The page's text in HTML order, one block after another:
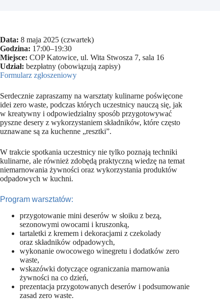
Data: 8 maja 2025 (czwartek)
Godzina: 17:00–19:30
Miejsce: COP Katowice, ul. Wita Stwosza 7, sala 16
Udział: bezpłatny (obowiązują zapisy)
Formularz zgłoszeniowy
Serdecznie zapraszamy na warsztaty kulinarne poświęcone
idei zero waste, podczas których uczestnicy nauczą się, jak
w kreatywny i odpowiedzialny sposób przygotowywać
pyszne desery z wykorzystaniem składników, które często
uznawane są za kuchenne „resztki”.
W trakcie spotkania uczestnicy nie tylko poznają techniki
kulinarne, ale również zdobędą praktyczną wiedzę na temat
niemarnowania żywności oraz wykorzystania produktów
odpadowych w kuchni.
Program warsztatów:
przygotowanie mini deserów w słoiku z bezą,
sezonowymi owocami i kruszonką,
tartaletki z kremem i dekoracjami z czekolady
oraz składników odpadowych,
wykonanie owocowego winegretu i dodatków zero
waste,
wskazówki dotyczące ograniczania marnowania
żywności na co dzień,
prezentacja przygotowanych deserów i podsumowanie
zasad zero waste.